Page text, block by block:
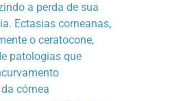
a perda de sua
Ectasias corneanas,
o ceratocone,
patologias que
córnea